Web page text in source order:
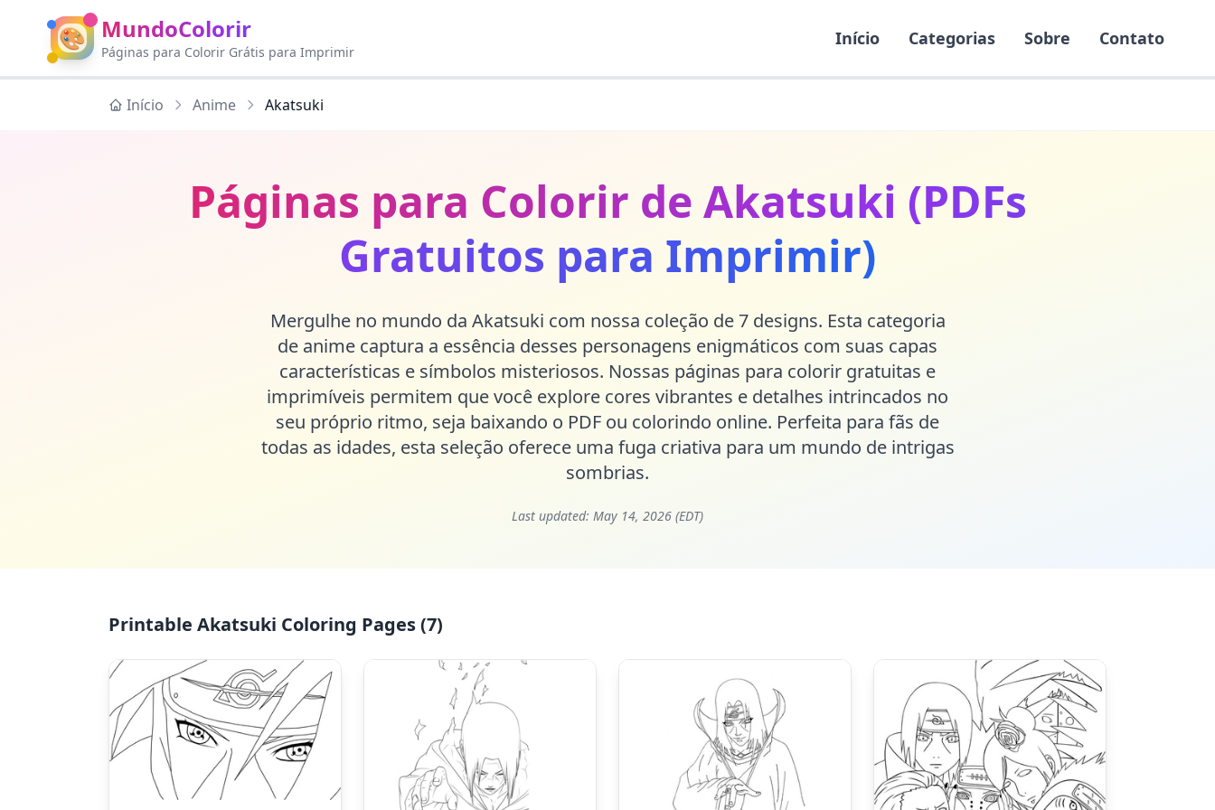
🎨 MundoColorir
Páginas para Colorir Grátis para Imprimir
Início Categorias Sobre Contato
Início Anime Akatsuki
Páginas para Colorir de Akatsuki (PDFs
Gratuitos para Imprimir)
Mergulhe no mundo da Akatsuki com nossa coleção de 7 designs. Esta categoria
de anime captura a essência desses personagens enigmáticos com suas capas
características e símbolos misteriosos. Nossas páginas para colorir gratuitas e
imprimíveis permitem que você explore cores vibrantes e detalhes intrincados no
seu próprio ritmo, seja baixando o PDF ou colorindo online. Perfeita para fãs de
todas as idades, esta seleção oferece uma fuga criativa para um mundo de intrigas
sombrias.
Last updated: May 14, 2026 (EDT)
Printable Akatsuki Coloring Pages (7)